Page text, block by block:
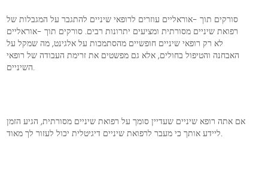
סורקים תוך -אוראליים עוזרים לרופאי שיניים להתגבר על המגבלות של
רפואת שיניים מסורתית ומציעים יתרונות רבים. סורקים תוך -אוראליים
לא רק רופאי שיניים חופשיים מהסתמכות על אלגינט, מה שמקל על
האבחנה והטיפול בחולים, אלא גם מפשטים את זרימת העבודה של רופאי
אם אתה רופא שיניים שעדיין סומך על רפואת שיניים מסורתית, הגיע הזמן